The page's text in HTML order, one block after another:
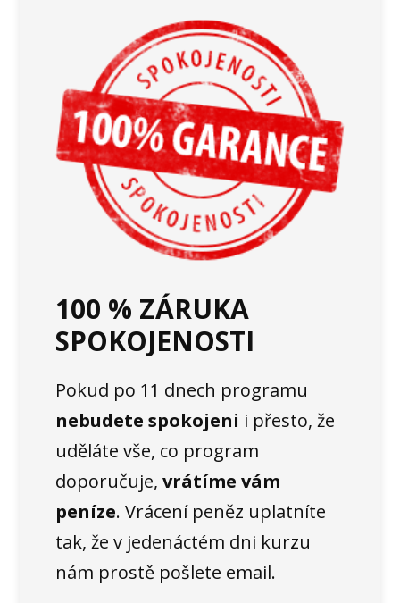
100 % ZÁRUKA
SPOKOJENOSTI
Pokud po 11 dnech programu
nebudete spokojeni i přesto, že
uděláte vše, co program
doporučuje,vrátíme vám
peníze. Vrácení peněz uplatníte
tak, že v jedenáctém dni kurzu
nám prostě pošlete email.